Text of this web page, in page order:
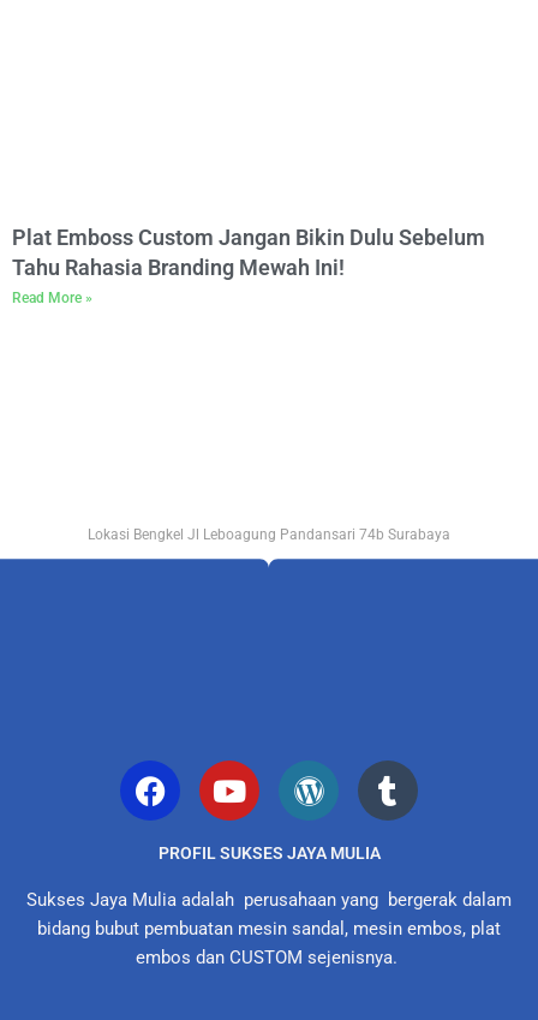
Plat Emboss Custom Jangan Bikin Dulu Sebelum
Tahu Rahasia Branding Mewah Ini!
Read More »
Lokasi Bengkel Jl Leboagung Pandansari 74b Surabaya
PROFIL SUKSES JAYA MULIA
Sukses Jaya Mulia adalah perusahaan yang bergerak dalam
bidang bubut pembuatan mesin sandal, mesin embos, plat
embos dan CUSTOM sejenisnya.